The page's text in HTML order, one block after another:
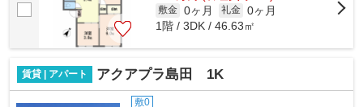
敷金 0ヶ月 礼金 0ヶ月
1階 / 3DK / 46.63㎡
賃貸 | アパート アクアプラ島田 1K
敷0